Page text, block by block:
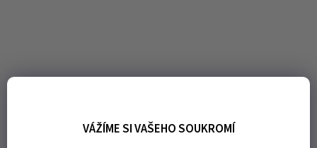
VÁŽÍME SI VAŠEHO SOUKROMÍ